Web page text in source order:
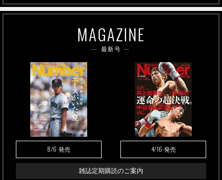
MAGAZINE
最新号
8/6 発売 4/16 発売
雑誌定期購読のご案内